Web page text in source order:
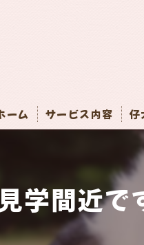
ーム サービス内容 仔
学間近